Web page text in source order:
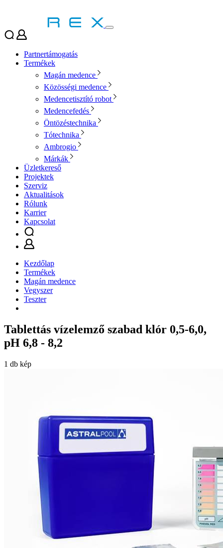
Partnertámogatás
Termékek
Magán medence
Közösségi medence
Medencetisztító robot
Medencefedés
Öntözéstechnika
Tótechnika
Ambrogio
Márkák
Üzletkereső
Projektek
Szerviz
Aktualitások
Rólunk
Karrier
Kapcsolat
Kezdőlap
Termékek
Magán medence
Vegyszer
Teszter
Tablettás vízelemző szabad klór 0,5-6,0,
pH 6,8 - 8,2
1 db kép